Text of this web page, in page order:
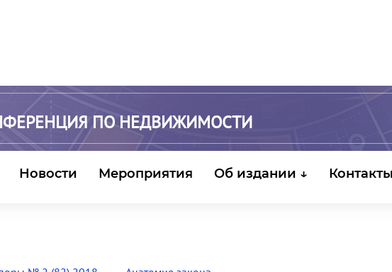
ПО НЕДВИЖИМОСТИ
Новости Мероприятия Об издании ↓ Контакты